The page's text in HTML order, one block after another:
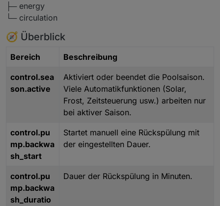
├─ energy
└─ circulation
🧭 Überblick
Bereich Beschreibung
control.sea
son.active
Aktiviert oder beendet die Poolsaison.
Viele Automatikfunktionen (Solar,
Frost, Zeitsteuerung usw.) arbeiten nur
bei aktiver Saison.
control.pu
mp.backwa
sh_start
Startet manuell eine Rückspülung mit
der eingestellten Dauer.
control.pu
mp.backwa
sh_duratio
Dauer der Rückspülung in Minuten.